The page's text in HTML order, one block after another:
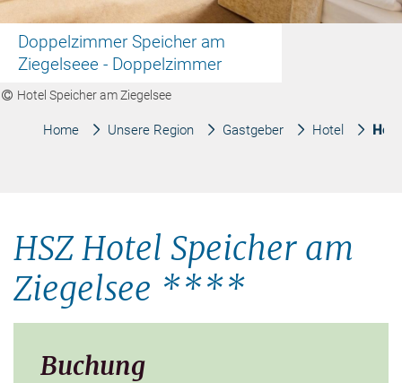
Doppelzimmer Speicher am
Ziegelseee - Doppelzimmer
Hotel Speicher am Ziegelsee
Home Unsere Region Gastgeber Hotel
HSZ Hotel Speicher am
Ziegelsee ****
Buchung